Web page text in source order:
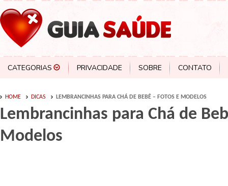
CATEGORIAS PRIVACIDADE SOBRE CONTATO
HOME DICAS LEMBRANCINHAS PARA CHÁ DE BEBÊ – FOTOS E MODELOS
Lembrancinhas para Chá de
Modelos